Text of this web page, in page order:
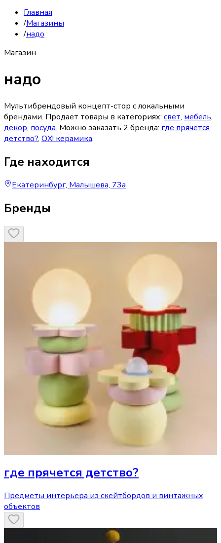
Главная
/Магазины
/надо
Магазин
надо
Мультибрендовый концепт-стор с локальными
брендами. Продает товары в категориях: свет, мебель,
декор, посуда. Можно заказать 2 бренда: где прячется
детство?, ОХ! керамика.
Где находится
Екатеринбург, Малышева, 73а
Бренды
где прячется детство?
Предметы интерьера из скейтбордов и винтажных
объектов